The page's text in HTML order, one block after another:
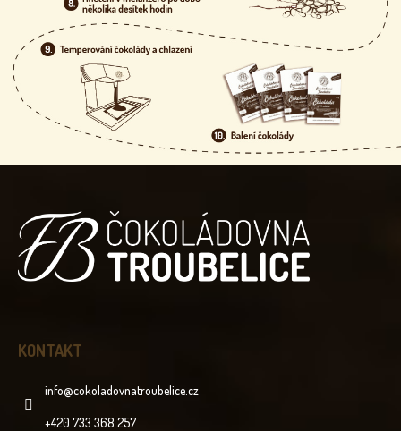
KONTAKT
info@cokoladovnatroubelice.cz
+420 733 368 257